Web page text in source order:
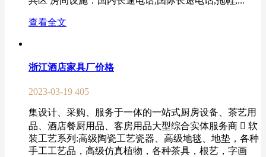
查看全文
浙江酒店家具厂价格
2023-03-19 405
集设计、采购、服务于一体的一站式厨房设备、茶艺用
品、酒店餐厨用品、客房用品大型综合实体服务商  软
装工艺系列:高级陶瓷工艺瓷器、高级地毯、地垫，各种
手工工艺品，高级仿真植物，各种茶具，根艺，字画